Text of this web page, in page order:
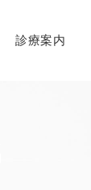
診療案内